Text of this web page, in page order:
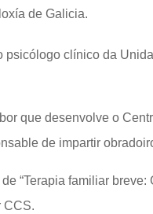
de Galicia.
clínico da
que desenvolve o
de impartir
“Terapia familiar
CCS.